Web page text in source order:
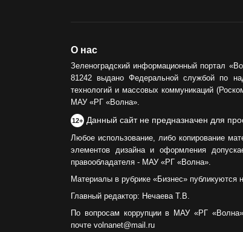
О нас
Зеленоградский информационный портал
81242 выдано Федеральной службой по
технологий и массовых коммуникаций
МАУ «РГ «Волна».
12+ Данный сайт не предназначен для
Любое использование, либо копирование
элементов дизайна и оформления
правообладателя - МАУ «РГ «Волна».
Материалы в рубрике «Бизнес» публикуются
Главный редактор: Нечаева Т.В.
По вопросам коррупции в МАУ «РГ
почте volnanet@mail.ru